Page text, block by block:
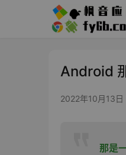
Android
2022年10月13日
那是